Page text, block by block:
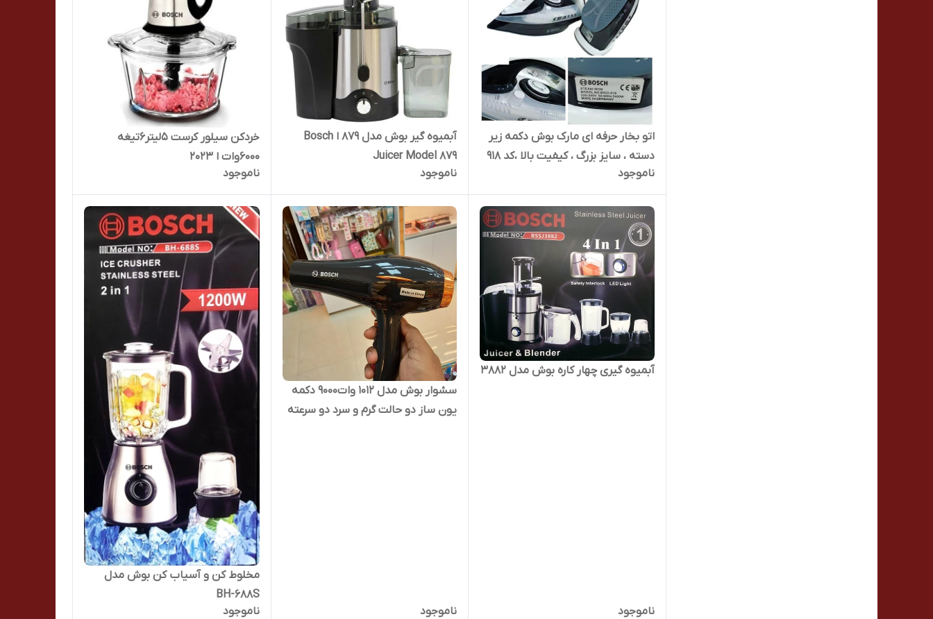
اتو بخار حرفه ای مارک بوش دکمه زیر
دسته ، سایز بزرگ ، کیفیت بالا ،کد 918
ناموجود
آبمیوه گیر بوش مدل 879 ا Bosch
Juicer Model 879
ناموجود
خردکن سیلور کرست 5لیتر6تیغه
6000وات ا 2023
ناموجود
آبمیوه گیری چهار کاره بوش مدل 3882
ناموجود
سشوار بوش مدل 1012 وات9000 دکمه
یون ساز دو حالت گرم و سرد دو سرعته
ناموجود
مخلوط کن و آسیاب کن بوش مدل
BH-688S
ناموجود